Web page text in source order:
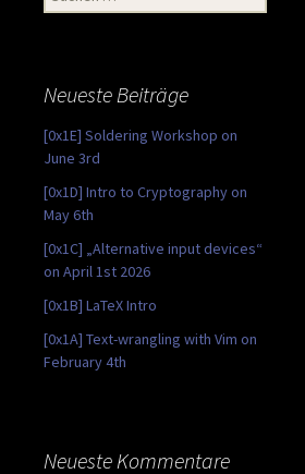
nach:
Neueste Beiträge
[0x1E] Soldering Workshop on
June 3rd
[0x1D] Intro to Cryptography on
May 6th
[0x1C] „Alternative input devices“
on April 1st 2026
[0x1B] LaTeX Intro
[0x1A] Text-wrangling with Vim on
February 4th
Neueste Kommentare